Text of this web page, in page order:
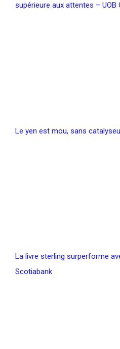
supérieure aux attentes – UOB
Le yen est mou, sans
La livre sterling surperforme
Scotiabank